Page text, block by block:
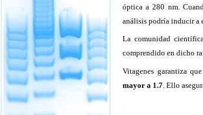
óptica a 280 nm.
análisis podría inducir a
La comunidad
comprendido en dicho
Vitagenes garantiza
mayor a 1.7 . Ello